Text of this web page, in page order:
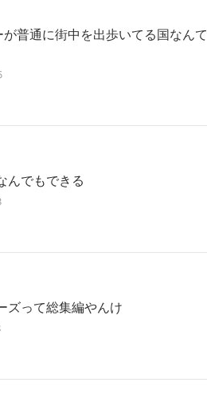
普通に街中を出歩いてる国なんて
んでもできる
ズって総集編やんけ